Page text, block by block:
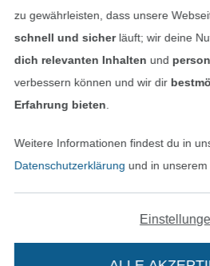
Finde mehr
In den
zu gewährleisten, dass unsere
schnell und sicherläuft; wir deine
dich relevanten Inhalten und
verbessern können und wir dir
Erfahrung bieten
Weitere Informationen findest du in
Datenschutzerklärung und in unserem